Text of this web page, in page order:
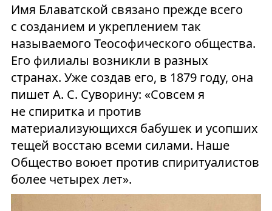
Имя Блаватской связано прежде всего
с созданием и укреплением так
называемого Теософического общества.
Его филиалы возникли в разных
странах. Уже создав его, в 1879 году, она
пишет А. С. Суворину: «Совсем я
не спиритка и против
материализующихся бабушек и усопших
тещей восстаю всеми силами. Наше
Общество воюет против спиритуалистов
более четырех лет».